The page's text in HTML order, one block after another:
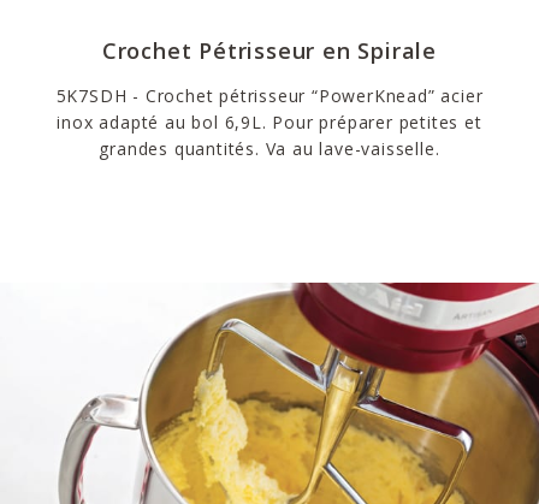
Crochet Pétrisseur en Spirale
5K7SDH - Crochet pétrisseur “PowerKnead” acier
inox adapté au bol 6,9L. Pour préparer petites et
grandes quantités. Va au lave-vaisselle.